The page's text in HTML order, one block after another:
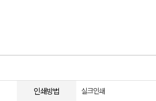
인쇄방법 실크인쇄